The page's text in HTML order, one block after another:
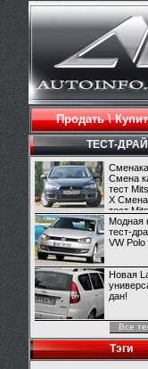
Продать \
ТЕСТ-
Смена
тест
X Смена
тест
X
Модная
тест-
VW Polo
Новая
дан!
Все
Тэги